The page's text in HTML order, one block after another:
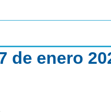
de enero